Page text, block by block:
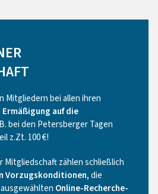
Mitgliedern bei allen ihren
Ermäßigung auf die
bei den Petersberger Tagen
z.Zt. 100 €!
Mitgliedschaft zählen schließlich
Vorzugskonditionen, die
Online-Recherche-